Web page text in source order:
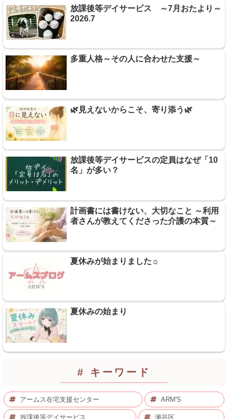
放課後等デイサービス ～7月おたより～
2026.7
多重人格～その人に合わせた支援～
🌿見えないからこそ、寄り添う🌿
放課後等デイサービスの定員はなぜ「10
名」が多い？
計画書には書けない、大切なこと ～利用
者さんが教えてくださった介護の本質～
夏休みが始まりました☼
夏休みの始まり
# キーワード
アームス在宅支援センター ARM'S
放課後等デイサービス 瀬谷区